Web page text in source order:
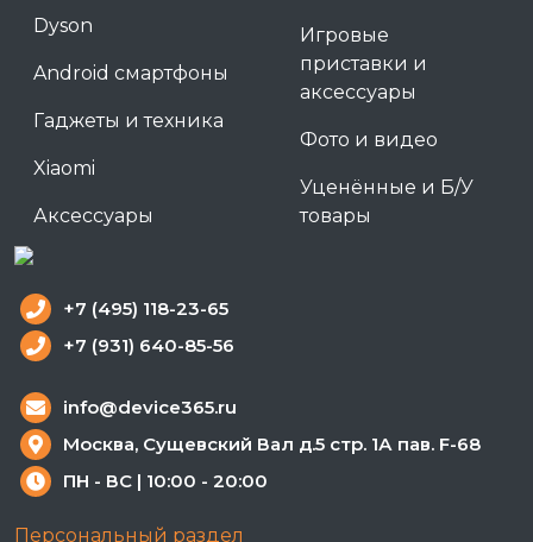
Dyson
Android смартфоны
Гаджеты и техника
Xiaomi
Аксессуары
Игровые
приставки и
аксессуары
Фото и видео
Уценённые и Б/У
товары
+7 (495) 118-23-65
+7 (931) 640-85-56
info@device365.ru
Москва, Сущевский Вал д.5 стр. 1А пав. F-68
ПН - ВС | 10:00 - 20:00
Персональный раздел